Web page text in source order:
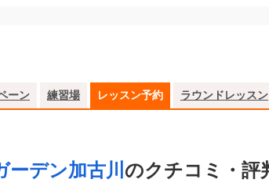
ーン 練習場 レッスン予約 ラウンドレッスン
デン加古川 のクチコミ・評